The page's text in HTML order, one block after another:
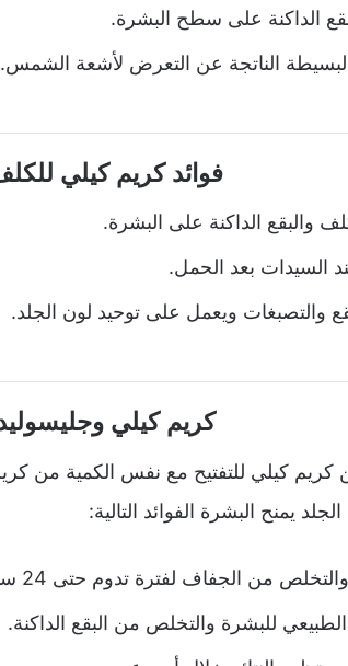
الداكنة على سطح البشرة.
الناتجة عن التعرض لأشعة الشمس.
فوائد كريم كيلي
والبقع الداكنة على البشرة.
السيدات بعد الحمل.
والتصبغات ويعمل على توحيد لون الجلد.
كريم كيلي
كيلي للتفتيح مع نفس الكمية من
يمنح البشرة الفوائد التالية:
من الجفاف لفترة تدوم حتى 24 ساعة.
للبشرة والتخلص من البقع الداكنة.